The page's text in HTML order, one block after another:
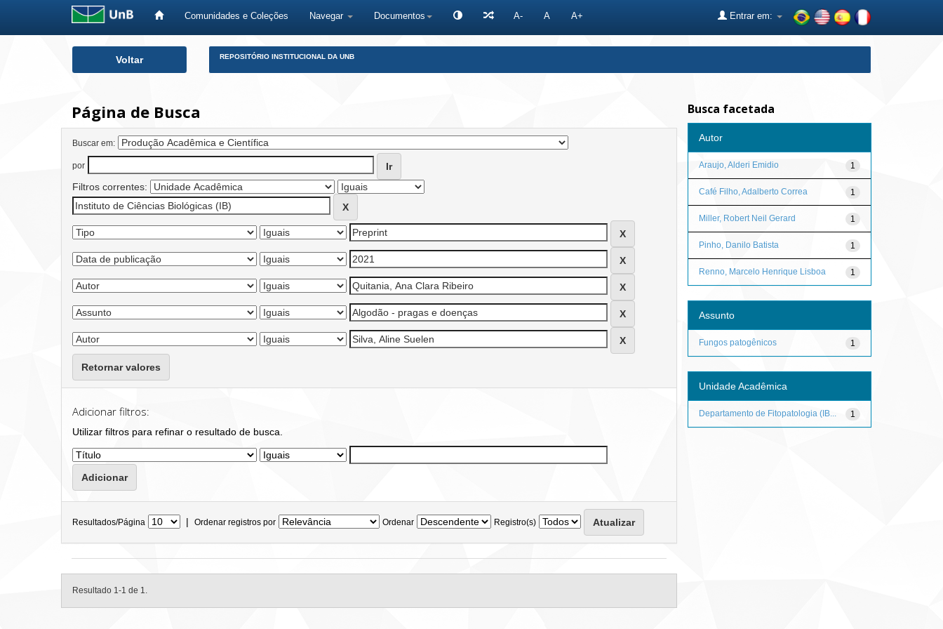
Comunidades e Coleções Navegar Documentos A- A A+ Entrar em:
Voltar REPOSITÓRIO INSTITUCIONAL DA UNB
Página de Busca
Buscar em:
por
Filtros correntes:
Retornar valores
Adicionar filtros:
Utilizar filtros para refinar o resultado de busca.
Resultados/Página | Ordenar registros por Ordenar Registro(s)
Resultado 1-1 de 1.
Busca facetada
Autor
1
Araujo, Alderi Emidio
1
Café Filho, Adalberto Correa
1
Miller, Robert Neil Gerard
1
Pinho, Danilo Batista
1
Renno, Marcelo Henrique Lisboa
Assunto
1
Fungos patogênicos
Unidade Acadêmica
1
Departamento de Fitopatologia (IB...